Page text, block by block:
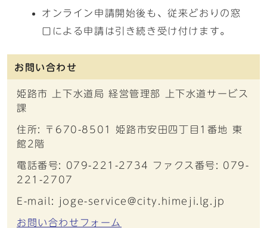
オンライン申請開始後も、従来どおりの窓
口による申請は引き続き受け付けます。
お問い合わせ
姫路市 上下水道局 経営管理部 上下水道サービス
課
住所: 〒670-8501 姫路市安田四丁目1番地 東
館2階
電話番号: 079-221-2734 ファクス番号: 079-
221-2707
E-mail: joge-service@city.himeji.lg.jp
お問い合わせフォーム